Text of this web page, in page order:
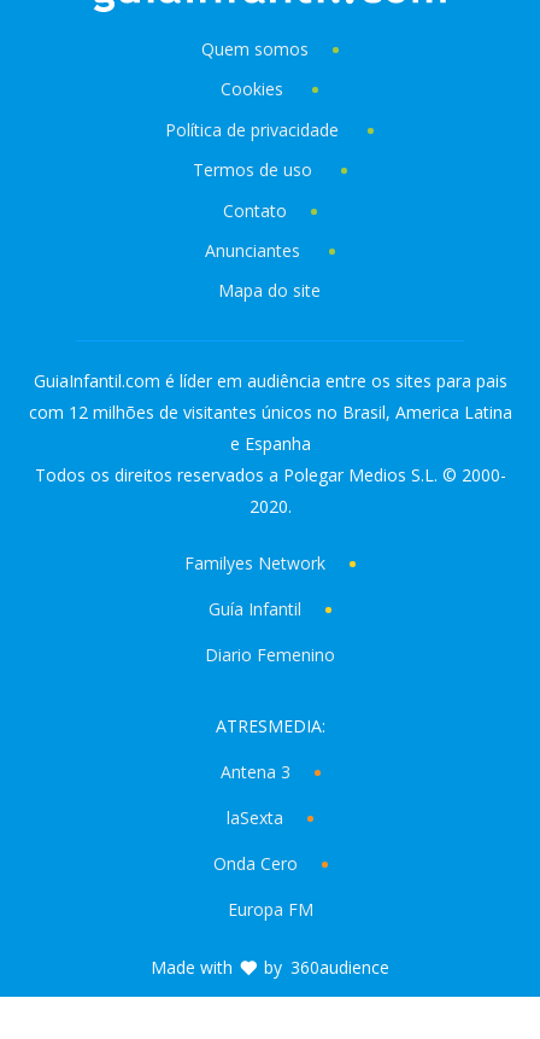
Quem somos
Cookies
Política de privacidade
Termos de uso
Contato
Anunciantes
Mapa do site
GuiaInfantil.com é líder em audiência entre os sites para pais
com 12 milhões de visitantes únicos no Brasil, America Latina
e Espanha
Todos os direitos reservados a Polegar Medios S.L. © 2000-
2020.
Familyes Network
Guía Infantil
Diario Femenino
ATRESMEDIA:
Antena 3
laSexta
Onda Cero
Europa FM
Made with by 360audience